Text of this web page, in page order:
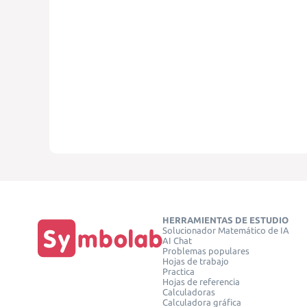
HERRAMIENTAS DE ESTUDIO
Solucionador Matemático de IA
AI Chat
Problemas populares
Hojas de trabajo
Practica
Hojas de referencia
Calculadoras
Calculadora gráfica